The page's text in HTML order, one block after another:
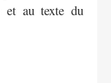
et au texte du